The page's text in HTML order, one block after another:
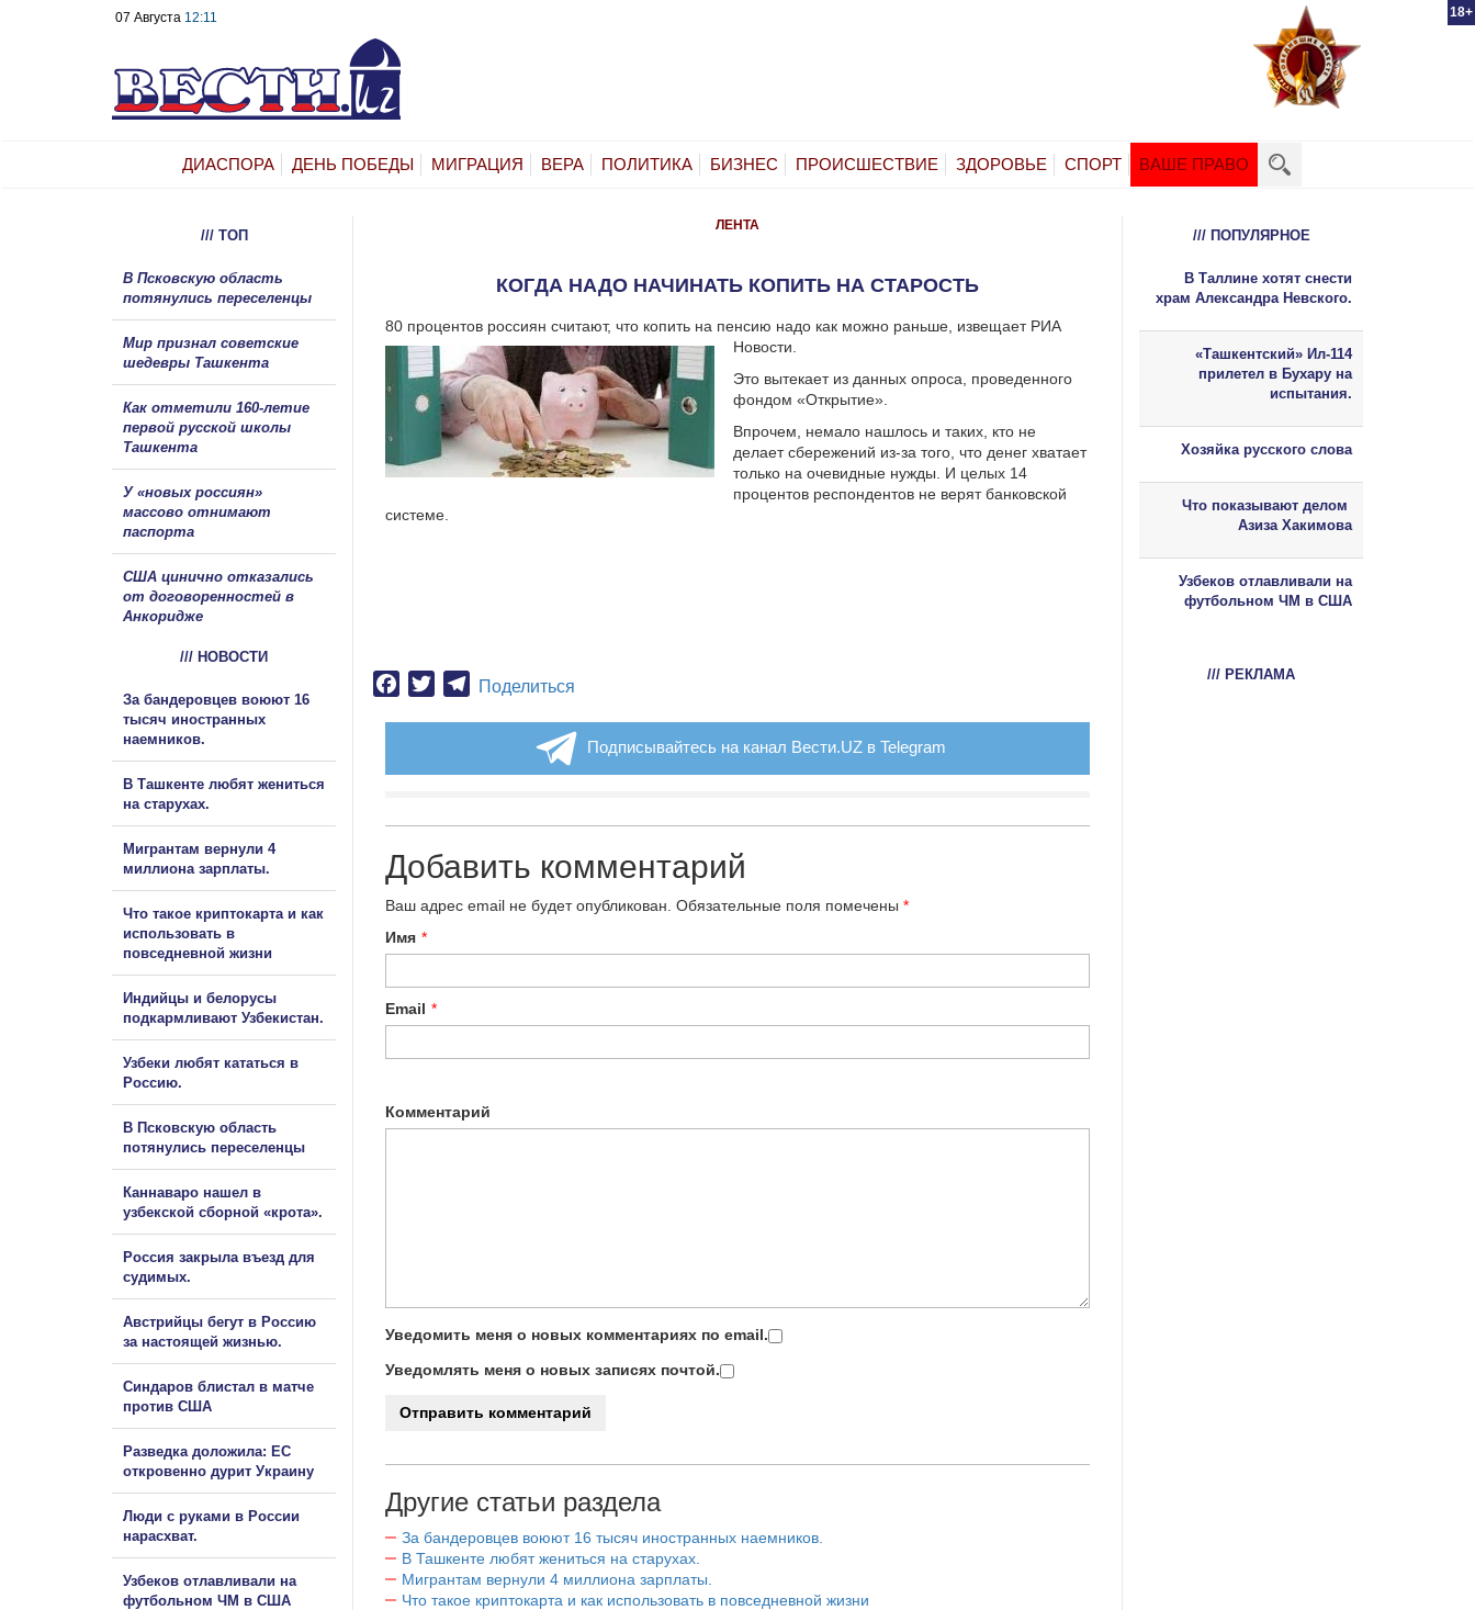
18+
07 Августа 12:11
ДИАСПОРА ДЕНЬ ПОБЕДЫ МИГРАЦИЯ ВЕРА ПОЛИТИКА БИЗНЕС ПРОИСШЕСТВИЕ ЗДОРОВЬЕ СПОРТ ВАШЕ ПРАВО
ЛЕНТА
КОГДА НАДО НАЧИНАТЬ КОПИТЬ НА СТАРОСТЬ
80 процентов россиян считают, что копить на пенсию надо как можно раньше, извещает РИА
Новости.
Это вытекает из данных опроса, проведенного
фондом «Открытие».
Впрочем, немало нашлось и таких, кто не
делает сбережений из-за того, что денег хватает
только на очевидные нужды. И целых 14
процентов респондентов не верят банковской
системе.
Facebook
TwitterTelegram
Поделиться
Подписывайтесь на канал Вести.UZ в Telegram
Добавить комментарий
Ваш адрес email не будет опубликован. Обязательные поля помечены *
Имя *
Email *
Комментарий
Уведомить меня о новых комментариях по email.
Уведомлять меня о новых записях почтой.
Другие статьи раздела
За бандеровцев воюют 16 тысяч иностранных наемников.
В Ташкенте любят жениться на старухах.
Мигрантам вернули 4 миллиона зарплаты.
Что такое криптокарта и как использовать в повседневной жизни
/// ТОП
В Псковскую область
потянулись переселенцы
Мир признал советские
шедевры Ташкента
Как отметили 160-летие
первой русской школы
Ташкента
У «новых россиян»
массово отнимают
паспорта
США цинично отказались
от договоренностей в
Анкоридже
/// НОВОСТИ
За бандеровцев воюют 16
тысяч иностранных
наемников.
В Ташкенте любят жениться
на старухах.
Мигрантам вернули 4
миллиона зарплаты.
Что такое криптокарта и как
использовать в
повседневной жизни
Индийцы и белорусы
подкармливают Узбекистан.
Узбеки любят кататься в
Россию.
В Псковскую область
потянулись переселенцы
Каннаваро нашел в
узбекской сборной «крота».
Россия закрыла въезд для
судимых.
Австрийцы бегут в Россию
за настоящей жизнью.
Синдаров блистал в матче
против США
Разведка доложила: ЕС
откровенно дурит Украину
Люди с руками в России
нарасхват.
Узбеков отлавливали на
футбольном ЧМ в США
/// ПОПУЛЯРНОЕ
В Таллине хотят снести
храм Александра Невского.
«Ташкентский» Ил-114
прилетел в Бухару на
испытания.
Хозяйка русского слова
Что показывают делом
Азиза Хакимова
Узбеков отлавливали на
футбольном ЧМ в США
/// РЕКЛАМА